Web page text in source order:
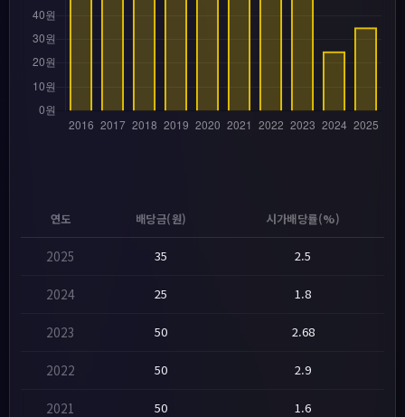
연도 배당금(원) 시가배당률(%)
2025 35 2.5
2024 25 1.8
2023 50 2.68
2022 50 2.9
2021 50 1.6